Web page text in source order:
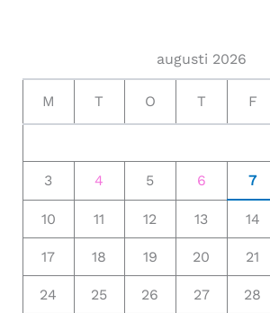
augusti 2026
M T O T F
3 4 5 6 7
10 11 12 13 14
17 18 19 20 21
24 25 26 27 28